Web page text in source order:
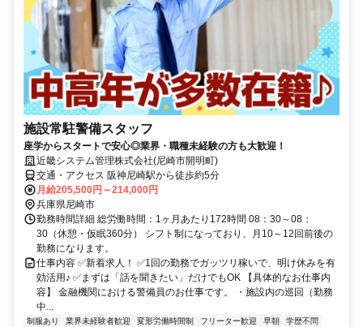
施設常駐警備スタッフ
座学からスタートで安心◎業界・職種未経験の方も大歓迎！
近畿システム管理株式会社(尼崎市開明町)
交通・アクセス 阪神尼崎駅から徒歩約5分
月給205,500円～214,000円
兵庫県尼崎市
勤務時間詳細 総労働時間：1ヶ月あたり172時間 08：30～08：
30（休憩・仮眠360分） シフト制になっており、月10～12回前後の
勤務になります。
仕事内容 ✅新着求人！ ✅1回の勤務でガッツリ稼いで、明け休みを有
効活用♪ ✅まずは「話を聞きたい」だけでもOK 【具体的なお仕事内
容】 金融機関における警備員のお仕事です。 ・施設内の巡回（勤務
中...
制服あり 業界未経験者歓迎 変形労働時間制 フリーター歓迎 早朝
学歴不問